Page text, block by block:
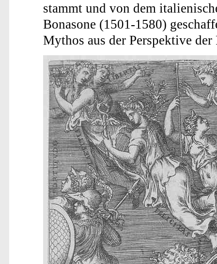
stammt und von dem
Bonasone (1501-1580)
Mythos aus der Perspektive der